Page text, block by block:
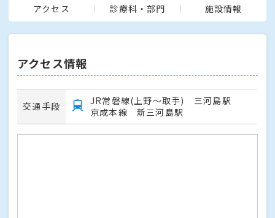
アクセス 診療科・部門 施設情報
アクセス情報
交通手段
JR常磐線(上野～取手) 三河島駅
京成本線 新三河島駅